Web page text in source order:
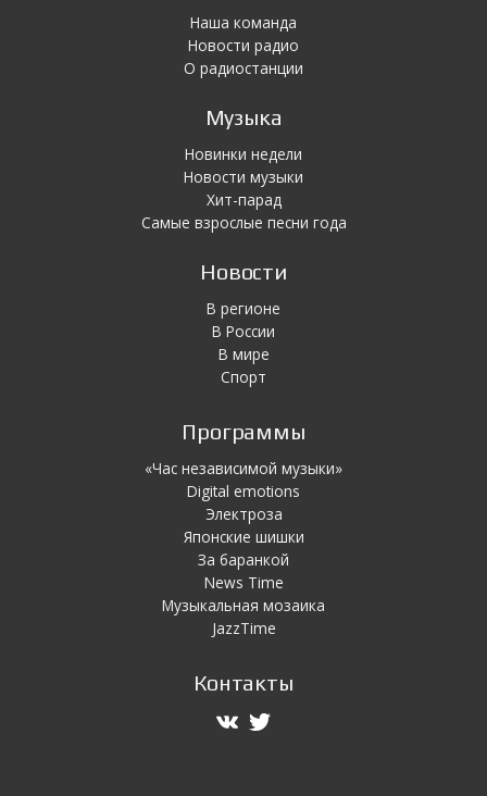
Наша команда
Новости радио
О радиостанции
Музыка
Новинки недели
Новости музыки
Хит-парад
Самые взрослые песни года
Новости
В регионе
В России
В мире
Спорт
Программы
«Час независимой музыки»
Digital emotions
Электроза
Японскиe шишки
За баранкой
News Time
Музыкальная мозаика
JazzTime
Контакты